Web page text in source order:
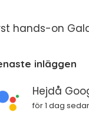
hands-on
inläggen
Hejdå
för 1 dag